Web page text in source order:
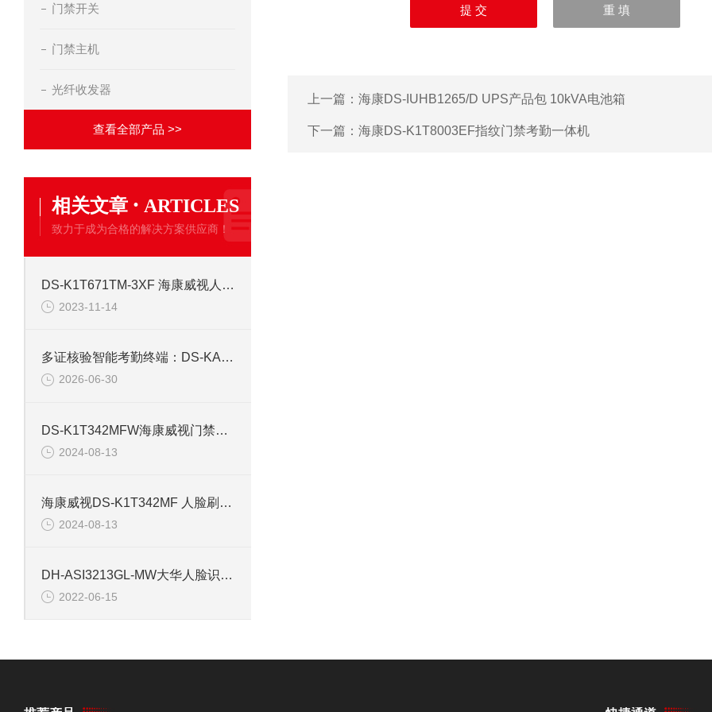
门禁开关
门禁主机
光纤收发器
查看全部产品 >>
相关文章 · ARTICLES
致力于成为合格的解决方案供应商！
DS-K1T671TM-3XF 海康威视人脸测温门禁考勤可视门铃一体机
2023-11-14
多证核验智能考勤终端：DS-KAB673-IBQR人脸识别打卡考勤机
2026-06-30
DS-K1T342MFW海康威视门禁机人脸考勤机
2024-08-13
海康威视DS-K1T342MF 人脸刷卡开门考勤机
2024-08-13
DH-ASI3213GL-MW大华人脸识别门禁一体考勤机
2022-06-15
上一篇： 海康DS-IUHB1265/D UPS产品包 10kVA电池箱
下一篇： 海康DS-K1T8003EF指纹门禁考勤一体机